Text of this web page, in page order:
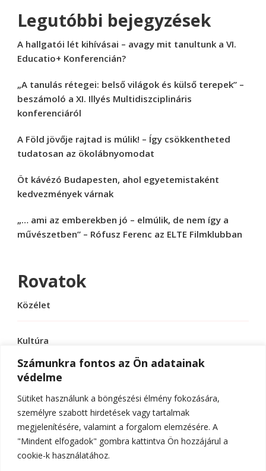
Számunkra fontos az Ön adatainak
védelme
Sütiket használunk a böngészési élmény fokozására,
személyre szabott hirdetések vagy tartalmak
megjelenítésére, valamint a forgalom elemzésére. A
"Mindent elfogadok" gombra kattintva Ön hozzájárul a
cookie-k használatához.
Legutóbbi bejegyzések
A hallgatói lét kihívásai – avagy mit tanultunk a VI.
Educatio+ Konferencián?
„A tanulás rétegei: belső világok és külső terepek” –
beszámoló a XI. Illyés Multidiszciplináris
konferenciáról
A Föld jövője rajtad is múlik! – Így csökkentheted
tudatosan az ökolábnyomodat
Öt kávézó Budapesten, ahol egyetemistaként
kedvezmények várnak
„… ami az emberekben jó – elmúlik, de nem így a
művészetben” – Rófusz Ferenc az ELTE Filmklubban
Rovatok
Közélet
Kultúra
Sport
Tudomány